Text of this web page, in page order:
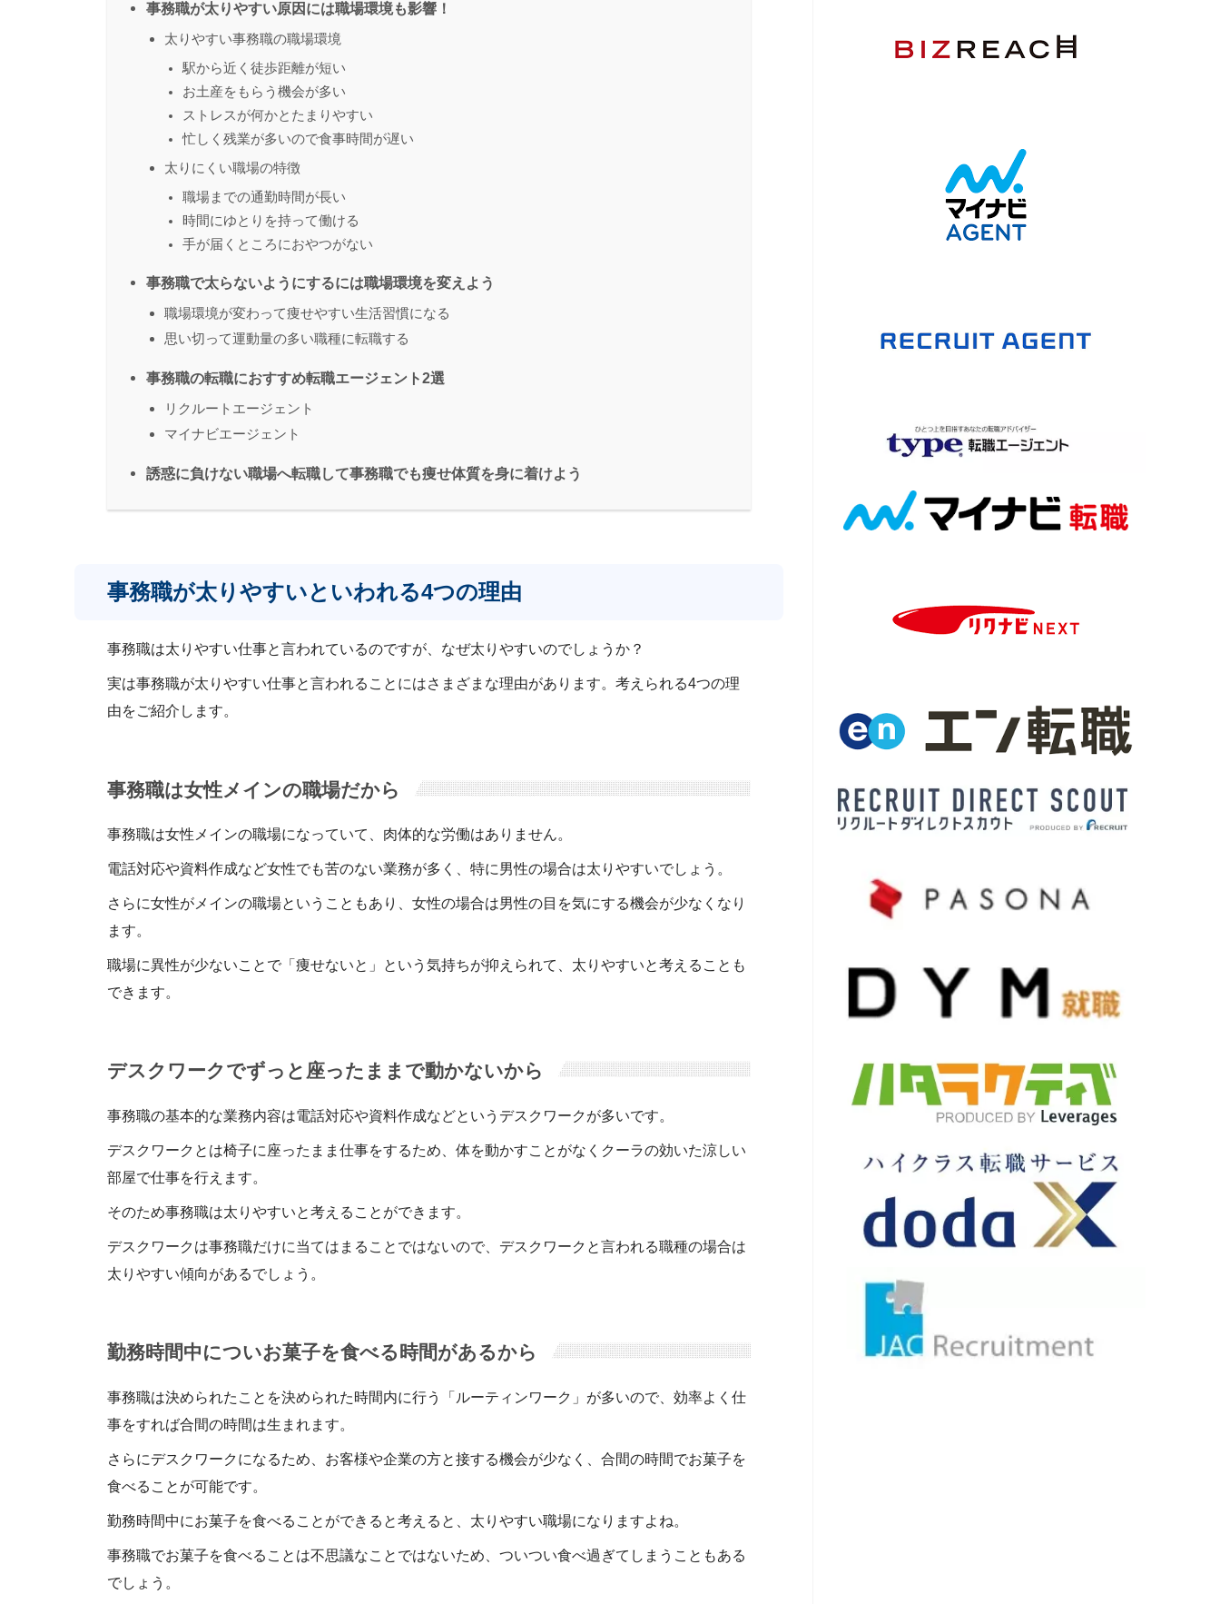
事務職が太りやすい原因には職場環境も影響！
太りやすい事務職の職場環境
駅から近く徒歩距離が短い
お土産をもらう機会が多い
ストレスが何かとたまりやすい
忙しく残業が多いので食事時間が遅い
太りにくい職場の特徴
職場までの通勤時間が長い
時間にゆとりを持って働ける
手が届くところにおやつがない
事務職で太らないようにするには職場環境を変えよう
職場環境が変わって痩せやすい生活習慣になる
思い切って運動量の多い職種に転職する
事務職の転職におすすめ転職エージェント2選
リクルートエージェント
マイナビエージェント
誘惑に負けない職場へ転職して事務職でも痩せ体質を身に着けよう
事務職が太りやすいといわれる4つの理由
事務職は太りやすい仕事と言われているのですが、なぜ太りやすいのでしょうか？
実は事務職が太りやすい仕事と言われることにはさまざまな理由があります。考えられる4つの理
由をご紹介します。
事務職は女性メインの職場だから
事務職は女性メインの職場になっていて、肉体的な労働はありません。
電話対応や資料作成など女性でも苦のない業務が多く、特に男性の場合は太りやすいでしょう。
さらに女性がメインの職場ということもあり、女性の場合は男性の目を気にする機会が少なくなり
ます。
職場に異性が少ないことで「痩せないと」という気持ちが抑えられて、太りやすいと考えることも
できます。
デスクワークでずっと座ったままで動かないから
事務職の基本的な業務内容は電話対応や資料作成などというデスクワークが多いです。
デスクワークとは椅子に座ったまま仕事をするため、体を動かすことがなくクーラの効いた涼しい
部屋で仕事を行えます。
そのため事務職は太りやすいと考えることができます。
デスクワークは事務職だけに当てはまることではないので、デスクワークと言われる職種の場合は
太りやすい傾向があるでしょう。
勤務時間中についお菓子を食べる時間があるから
事務職は決められたことを決められた時間内に行う「ルーティンワーク」が多いので、効率よく仕
事をすれば合間の時間は生まれます。
さらにデスクワークになるため、お客様や企業の方と接する機会が少なく、合間の時間でお菓子を
食べることが可能です。
勤務時間中にお菓子を食べることができると考えると、太りやすい職場になりますよね。
事務職でお菓子を食べることは不思議なことではないため、ついつい食べ過ぎてしまうこともある
でしょう。